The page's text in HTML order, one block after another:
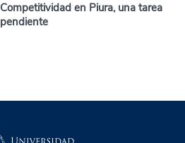
Competitividad en Piura, una tarea
pendiente